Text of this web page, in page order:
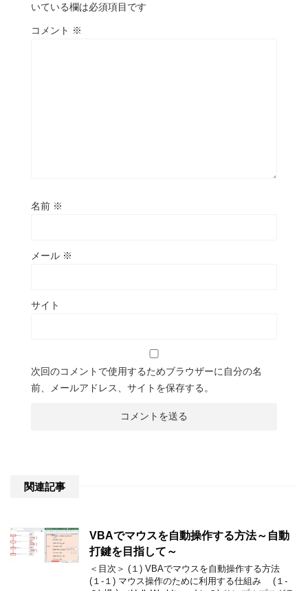
いている欄は必須項目です
コメント ※
名前 ※
メール ※
サイト
次回のコメントで使用するためブラウザーに自分の名
前、メールアドレス、サイトを保存する。
関連記事
VBAでマウスを自動操作する方法～自動
打鍵を目指して～
＜目次＞ (１) VBAでマウスを自動操作する方法
(１-１) マウス操作のために利用する仕組み (１-